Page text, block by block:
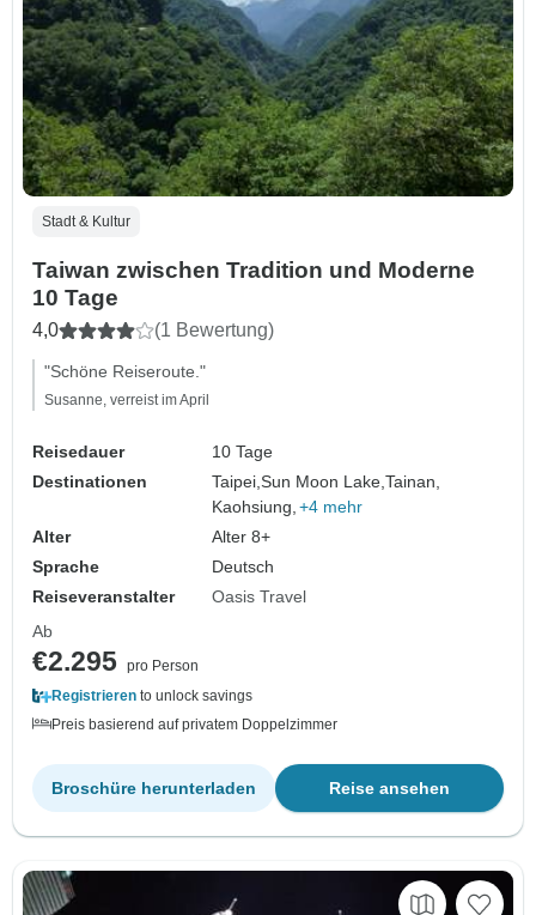
Stadt & Kultur
Taiwan zwischen Tradition und Moderne
10 Tage
4,0 (1 Bewertung)
"Schöne Reiseroute."
Susanne, verreist im April
Reisedauer
10 Tage
Destinationen
Taipei,Sun Moon Lake,Tainan,
Kaohsiung, +4 mehr
Alter
Alter 8+
Sprache
Deutsch
Reiseveranstalter
Oasis Travel
Ab
€2.295 pro Person
Registrieren to unlock savings
Preis basierend auf privatem Doppelzimmer
Reise ansehen
Broschüre herunterladen